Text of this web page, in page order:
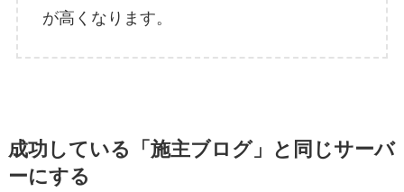
が高くなります。
成功している「施主ブログ」と同じサーバ
ーにする